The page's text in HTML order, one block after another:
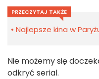
PRZECZYTAJ TAKŻE
Najlepsze kina w
Nie możemy się
odkryć serial.